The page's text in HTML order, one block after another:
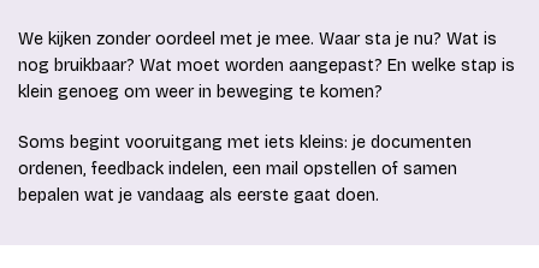
We kijken zonder oordeel met je mee. Waar sta je nu? Wat is
nog bruikbaar? Wat moet worden aangepast? En welke stap is
klein genoeg om weer in beweging te komen?
Soms begint vooruitgang met iets kleins: je documenten
ordenen, feedback indelen, een mail opstellen of samen
bepalen wat je vandaag als eerste gaat doen.